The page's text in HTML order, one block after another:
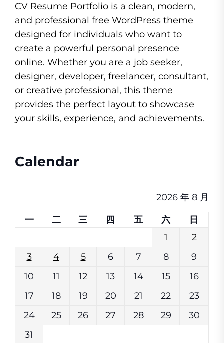
CV Resume Portfolio is a clean, modern,
and professional free WordPress theme
designed for individuals who want to
create a powerful personal presence
online. Whether you are a job seeker,
designer, developer, freelancer, consultant,
or creative professional, this theme
provides the perfect layout to showcase
your skills, experience, and achievements.
Calendar
2026 年 8 月
一 二 三 四 五 六
日
1
2
3
4 5 6 7 8
9
10
11 12 13 14 15
16
17
18 19 20 21 22
23
24
25 26 27 28 29
30
31